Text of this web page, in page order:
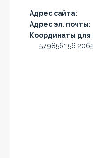
Адрес сайта:
Адрес эл. почты:
Координаты для